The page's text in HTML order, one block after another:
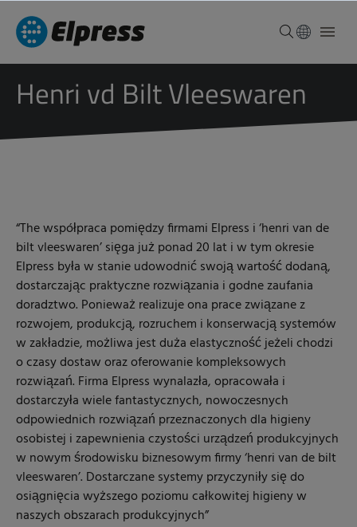
Henri vd Bilt Vleeswaren
“The współpraca pomiędzy firmami Elpress i ‘henri van de
bilt vleeswaren’ sięga już ponad 20 lat i w tym okresie
Elpress była w stanie udowodnić swoją wartość dodaną,
dostarczając praktyczne rozwiązania i godne zaufania
doradztwo. Ponieważ realizuje ona prace związane z
rozwojem, produkcją, rozruchem i konserwacją systemów
w zakładzie, możliwa jest duża elastyczność jeżeli chodzi
o czasy dostaw oraz oferowanie kompleksowych
rozwiązań. Firma Elpress wynalazła, opracowała i
dostarczyła wiele fantastycznych, nowoczesnych
odpowiednich rozwiązań przeznaczonych dla higieny
osobistej i zapewnienia czystości urządzeń produkcyjnych
w nowym środowisku biznesowym firmy ‘henri van de bilt
vleeswaren’. Dostarczane systemy przyczyniły się do
osiągnięcia wyższego poziomu całkowitej higieny w
naszych obszarach produkcyjnych”